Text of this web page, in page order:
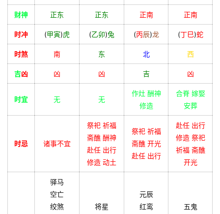
财神 正东 正东 正南 正南
时冲 (甲寅)虎 (乙卯)兔 (丙辰)龙 (丁巳)蛇
时煞 南 东 北 西
吉凶 凶 凶 吉 凶
时宜 无 无
作灶 酬神
修造
合脊 嫁娶
安葬
时忌 诸事不宜
祭祀 祈福
斋醮 酬神
赴任 出行
修造 动土
祭祀 祈福
斋醮 开光
赴任 出行
赴任 出行
修造 祭祀
祈福 斋醮
开光
驿马
空亡
绞煞
将星
元辰
红鸾
五鬼